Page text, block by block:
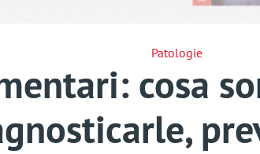
Patologie
cosa